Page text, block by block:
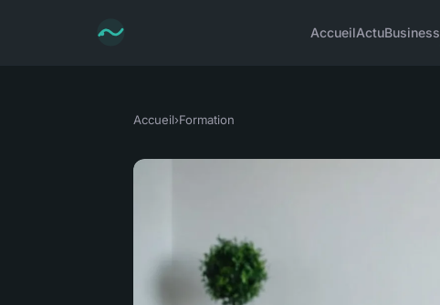
AccueilActuBusiness
Accueil›Formation